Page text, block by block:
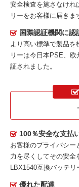
安全検査を施さなけれ
リーをお客様に届きま
国際認証機関に認
より高い標準で製品
リーは今日本PSE、
証されました。
100％安全な支払
お客様のプライバシー
力を尽くしてその安全
LBX1540互換バッテリ
優れた配達